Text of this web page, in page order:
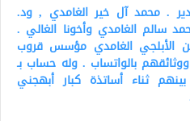
. محمد آل خير الغامدي , ود.
سالم الغامدي وأخونا الغالي .
الأبلجي الغامدي مؤسس قروب
بالواتساب . وله حساب بـ
ثناء أساتذة كبار أبهجني